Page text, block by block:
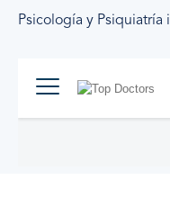
Psicología y